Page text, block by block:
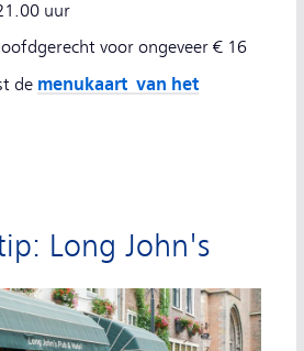
uur
voor ongeveer € 16
de menukaart van het
Long John's